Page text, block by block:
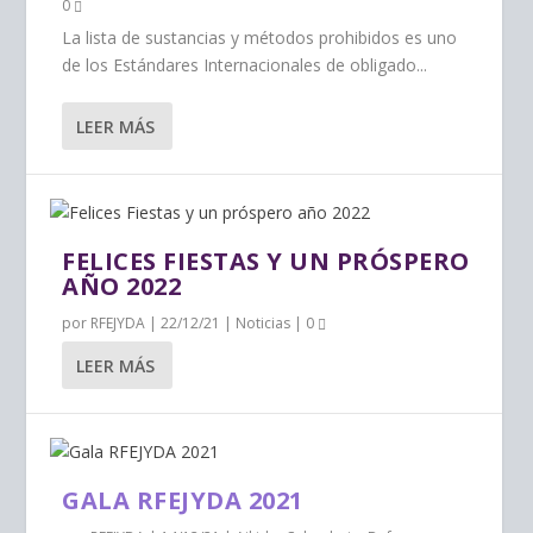
0
La lista de sustancias y métodos prohibidos es uno
de los Estándares Internacionales de obligado...
LEER MÁS
FELICES FIESTAS Y UN PRÓSPERO
AÑO 2022
por RFEJYDA |22/12/21 | Noticias | 0
LEER MÁS
GALA RFEJYDA 2021